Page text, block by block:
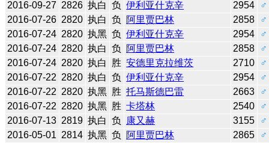
2016-09-27 2826 执白 负 伊利亚什克辛 2954
♂
2016-07-26 2820 执白 负 阿里贾巴林 2858
♂
2016-07-24 2820 执黑 负 伊利亚什克辛 2954
♂
2016-07-24 2820 执白 负 阿里贾巴林 2858
♂
2016-07-24 2820 执白 胜 安德里克拉维茨 2710
♂
2016-07-22 2820 执白 负 伊利亚什克辛 2954
♂
2016-07-22 2820 执黑 胜 托马斯德巴雷 2663
♂
2016-07-22 2820 执黑 胜 卡塔林 2540
♂
2016-07-13 2819 执白 负 康又赫 3155
♂
2016-05-01 2814 执黑 负 阿里贾巴林 2865 ♂